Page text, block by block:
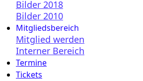
Bilder 2018
Bilder 2010
Mitgliedsbereich
Mitglied werden
Interner Bereich
Termine
Tickets